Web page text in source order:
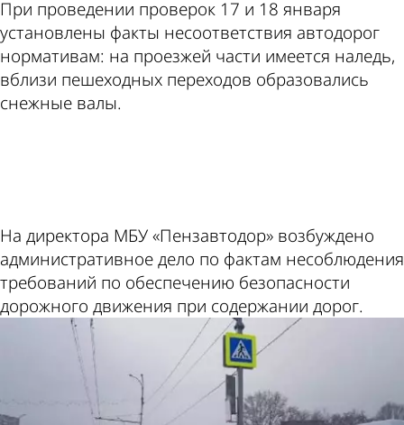
При проведении проверок 17 и 18 января
установлены факты несоответствия автодорог
нормативам: на проезжей части имеется наледь,
вблизи пешеходных переходов образовались
снежные валы.
На директора МБУ «Пензавтодор» возбуждено
административное дело по фактам несоблюдения
требований по обеспечению безопасности
дорожного движения при содержании дорог.